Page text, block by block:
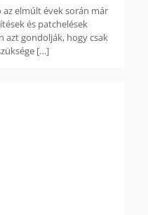
elmúlt évek során már
és patchelések
azt gondolják, hogy csak
[…]